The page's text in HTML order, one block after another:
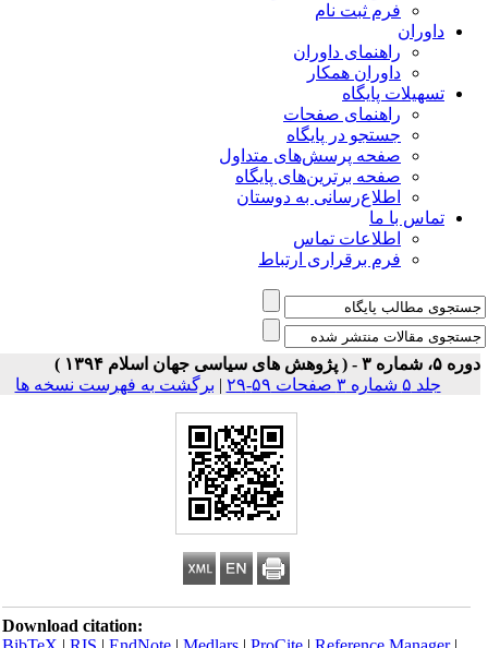
فرم ثبت نام
داوران
راهنمای داوران
داوران همکار
تسهیلات پایگاه
راهنمای صفحات
جستجو در پایگاه
صفحه پرسش‌های متداول
صفحه برترین‌های پایگاه
اطلاع‌رسانی به دوستان
تماس با ما
اطلاعات تماس
فرم برقراری ارتباط
۳ - ( پژوهش های سیاسی جهان اسلام ۱۳۹۴ )
جلد ۵ شماره ۳ صفحات ۵۹-۲۹
|برگشت به فهرست نسخه ها
Download citation: